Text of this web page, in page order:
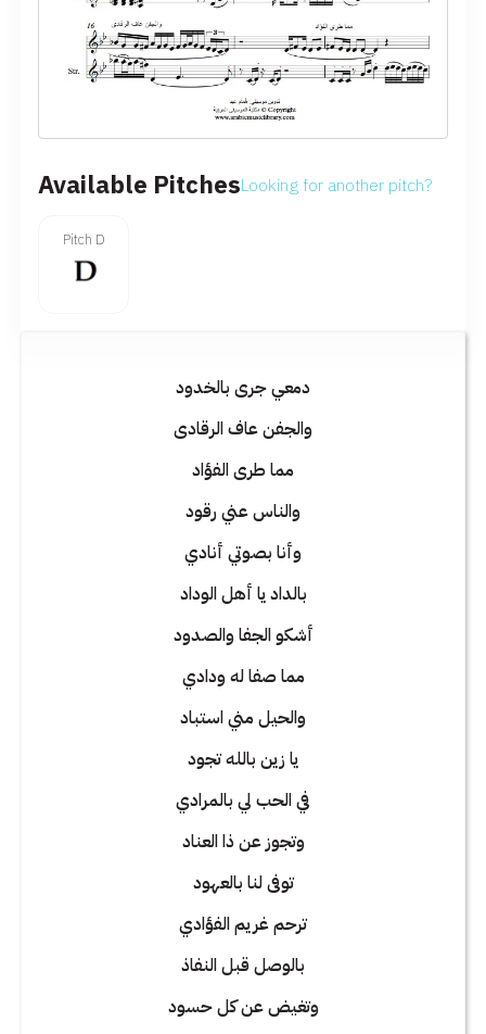
Available PitchesLooking for another pitch?
Pitch D
دمعي جرى بالخدود
والجفن عاف الرقادى
مما طرى الفؤاد
والناس عني رقود
وأنا بصوتي أنادي
بالداد يا أهل الوداد
أشكو الجفا والصدود
مما صفا له ودادي
والحيل مني استباد
يا زين بالله تجود
في الحب لي بالمرادي
وتجوز عن ذا العناد
توفى لنا بالعهود
ترحم غريم الفؤادي
بالوصل قبل النفاذ
وتغيض عن كل حسود